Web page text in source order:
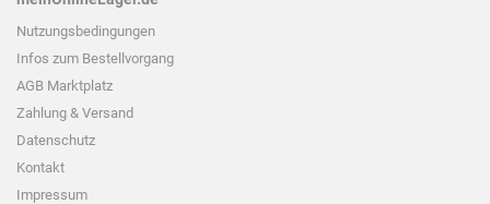
Nutzungsbedingungen
Infos zum Bestellvorgang
AGB Marktplatz
Zahlung & Versand
Datenschutz
Kontakt
Impressum